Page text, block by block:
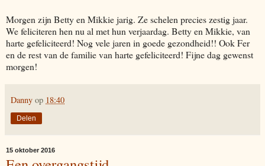
Morgen zijn Betty en Mikkie jarig. Ze schelen precies zestig jaar.
We feliciteren hen nu al met hun verjaardag. Betty en Mikkie, van
harte gefeliciteerd! Nog vele jaren in goede gezondheid!! Ook Fer
en de rest van de familie van harte gefeliciteerd! Fijne dag gewenst
morgen!
Danny op 18:40
Delen
15 oktober 2016